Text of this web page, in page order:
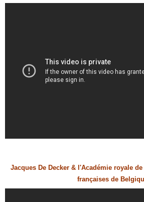
Jacques De Decker & l'Académie royale
françaises de